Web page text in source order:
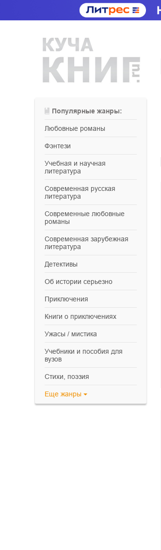
Популярные жанры:
любовные романы
фэнтези
учебная и научная
литература
современная русская
литература
современные любовные
романы
современная зарубежная
литература
детективы
об истории серьезно
приключения
книги о приключениях
ужасы / мистика
учебники и пособия для
вузов
cтихи, поэзия
Еще жанры